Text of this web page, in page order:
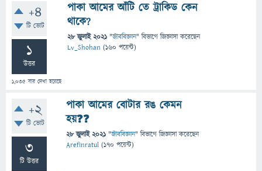
+4
টি ভোট
1
উত্তর
1,035 বার দেখা হয়েছে
পাকা আমের আঁটি তে ট্রাকিড কেন
থাকে?
28 জুলাই 2021 "জীববিজ্ঞান" বিভাগে জিজ্ঞাসাকরেছেন
Lv_Shohan (160 পয়েন্ট)
+2
টি ভোট
3
টি উত্তর
পাকা আমের বোটার রঙ কেমন
হয়❓❓
28 জুলাই 2021 "জীববিজ্ঞান" বিভাগে জিজ্ঞাসাকরেছেন
Arefinratul (170 পয়েন্ট)